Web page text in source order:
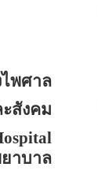
ไพศาล
สังคม
าบาล